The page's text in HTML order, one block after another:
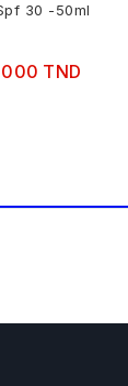
30 -50ml
TND